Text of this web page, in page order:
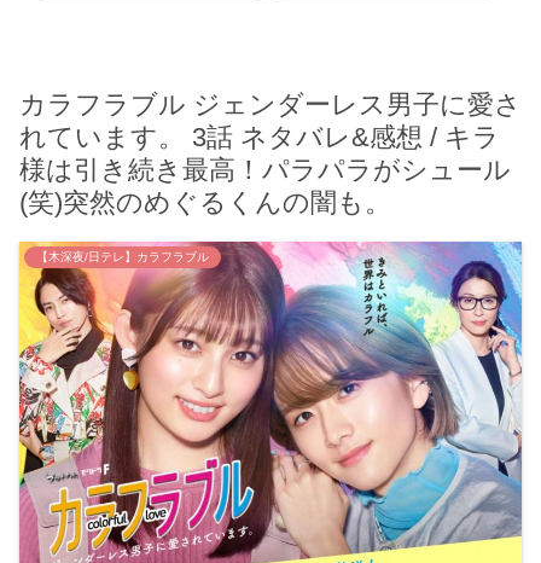
カラフラブル ジェンダーレス男子に愛さ
れています。 3話 ネタバレ&感想 / キラ
様は引き続き最高！パラパラがシュール
(笑)突然のめぐるくんの闇も。
【木深夜/日テレ】カラフラブル